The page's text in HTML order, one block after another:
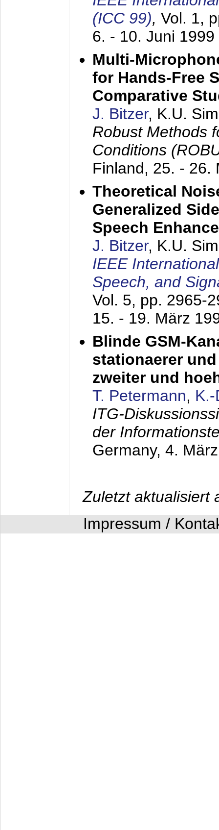
(ICC 99), Vol. 1,
6. - 10. Juni 1999
Multi-
for Hands-Free
Comparative
J. Bitzer, K.U.
Robust Methods
Conditions
Finland, 25. - 26.
Theoretical
Generalized
Speech
J. Bitzer, K.U.
IEEE
Speech, and
Vol. 5, pp. 2965-
15. - 19. März
Blinde GSM-
stationaerer
zweiter und
T. Petermann,
ITG-
der
Germany, 4.
Zuletzt aktualisiert
Impressum /